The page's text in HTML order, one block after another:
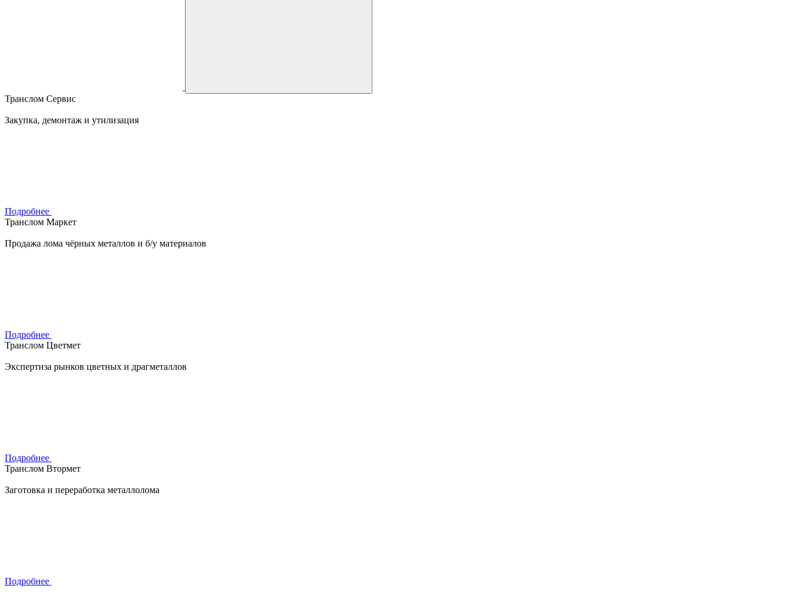
Транслом Сервис
Закупка, демонтаж и утилизация
Подробнее
Транслом Маркет
Продажа лома чёрных металлов и б/у материалов
Подробнее
Транслом Цветмет
Экспертиза рынков цветных и драгметаллов
Подробнее
Транслом Втормет
Заготовка и переработка металлолома
Подробнее